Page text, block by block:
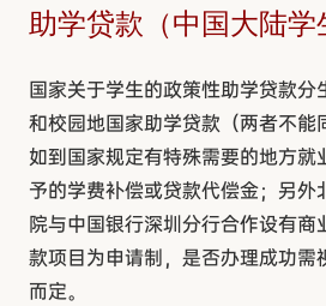
助学贷款（中国大陆学
国家关于学生的政策性助学贷款分
和校园地国家助学贷款（两者不能
如到国家规定有特殊需要的地方就
予的学费补偿或贷款代偿金；另外
院与中国银行深圳分行合作设有商
款项目为申请制，是否办理成功需
而定。